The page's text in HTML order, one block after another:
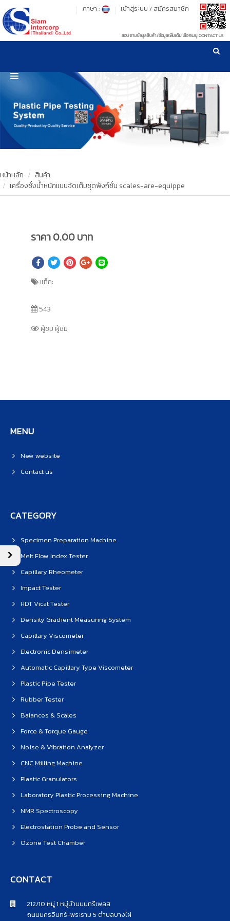
รู้ลึก รู้จริง เรื่องเครื่องมือทดสอบวัสดุ ! ยืน 1 เรื่องมาตรฐานการให้บริการ
เข้าสู่ระบบ / สมัครสมาชิก
ภาษา :
สอบถามข้อมูลสินค้า/ข้อมูลเพิ่มเติม เลือกเมนู CONTACT US
HOME
PRODUCT
OUR CLIENTS
OUR WORKS
CALIBRATION
หน้าหลัก
สินค้า
เครื่องชั่งน้ำหนักแบบจัดเต็มชุดฟังก์ชั่น scales-are-equippe
ราคา0.00บาท
แท็ก:
543
ผู้ชม ผู้ชม
MENU
New website
Contact us
CATEGORY
Specimen Preparation Machine
Melt Flow Index Tester
Capillary Rheometer
Impact Tester
HDT Vicat Tester
Density Gradient Measuring System
Capillary Viscometer
Electronic Densimeter
Automatic Capillary Type Viscometer
Plastic Pipe Tester
Rubber Tester
Balances & Scales
Force & Torque Gauge
Noise & Vibration Analyzer
CNC Milling Machine
Plastic Granulators
Laboratory Plastic Processing Machine
NMR Spectroscopy
Electrostation Probe and Sensor
Ozone Test Chamber
CONTACT
212/10 หมู่ 1 หมู่บ้านนนทรีเพลส
ถนนนครอินทร์-พระราม 5 ตำบลบางไผ่